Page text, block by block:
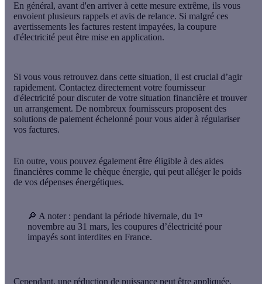
En général, avant d'en arriver à cette mesure extrême, ils vous
envoient plusieurs rappels et avis de relance. Si malgré ces
avertissements les factures restent impayées, la coupure
d'électricité peut être mise en application.
Si vous vous retrouvez dans cette situation, il est crucial d’agir
rapidement. Contactez directement votre fournisseur
d'électricité pour discuter de votre situation financière et trouver
un arrangement. De nombreux fournisseurs proposent des
solutions de paiement échelonné pour vous aider à régulariser
vos factures.
En outre, vous pouvez également être éligible à des aides
financières comme le chèque énergie, qui peut alléger le poids
de vos dépenses énergétiques.
🔎 A noter : pendant la période hivernale, du 1ᵉʳ
novembre au 31 mars, les coupures d’électricité pour
impayés sont interdites en France.
Cependant, une réduction de puissance peut être appliquée,